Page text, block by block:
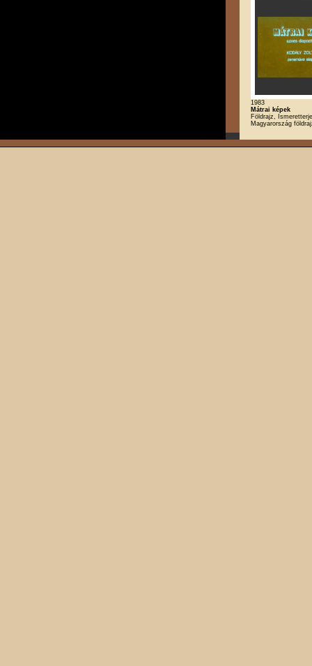
1983
Mátrai képek
Földrajz,
Magyarország